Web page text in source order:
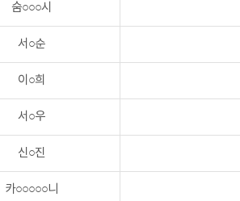
숨○○○시
서○순
이○희
서○우
신○진
카○○○○○니